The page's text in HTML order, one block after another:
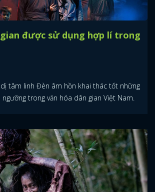
được sử dụng hợp lí trong
tâm linh Đèn âm hồn khai thác tốt những
trong văn hóa dân gian Việt Nam.